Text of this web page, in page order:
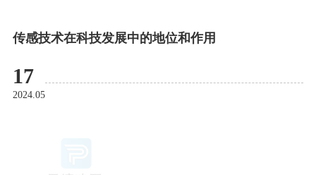
传感技术在科技发展中的地位和作用
17
2024.05